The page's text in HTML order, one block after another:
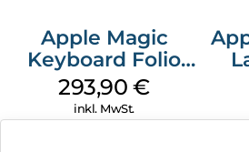
Apple Magic
Keyboard Folio
iPad 10.9″ (10.Gen.)
Weiß
293,90€
inkl. MwSt.